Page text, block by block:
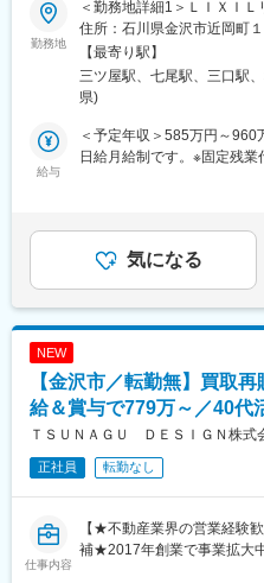
・発注者側の立場で事業全
・設計、積算、施工管理経
・無理な出張の少ない、地
＼働き方について／
・土日祝休み、残業月平均30
・急な方針転換や過度な納
（２）ワークライフバラン
・公共性の高い仕事であり
る社風」
・業務過多にならないよう
■社風/文化について
技術者一人ひとりの専門性
入社者も多く、施工管理経
変更の範囲：会社の定める業
LIXILリフォームショップア
リフォーム現場管理を中心
管理、作業指導、関連業者
いただきます。お客様や設
に貢献する仕事です。
■業務詳細：
・工事工程やスケジュール
・各種調査や検査の立ち会
・品質管理、安全管理を徹
LIXIL製品を中心とした住宅
事、設備更新など幅広い案
金沢市・または七尾市のＬ
■業務の魅力：
勤務地
＜勤務地詳細1＞ＬＩＸＩ
住所：石川県金沢市近岡町
可能場所あり＜勤務地詳細
トール七尾店住所：石川県
策：敷地内喫煙可能場所あ
【最寄り駅】
三ツ屋駅、七尾駅、三口駅
県)
給与
＜予定年収＞585万円～960
日給月給制です。※固定残
補足＞その他固定手当は固
間外労働の有無にかかわら
は、技能・経験や職務遂行
定）。超過分は別途支給さ
であり、選考を通じて上下
気になる
NEW
【金沢市／転勤無】買取
給＆賞与で779万～／40代
ＴＳＵＮＡＧＵ ＤＥＳＩＧＮ株式
正社員 転勤なし
仕事内容
【★不動産業界の営業経験
補★2017年創業で事業拡大